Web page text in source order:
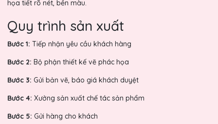
họa tiết rõ nét, bền màu.
Quy trình sản xuất
Bước 1: Tiếp nhận yêu cầu khách hàng
Bước 2: Bộ phận thiết kế vẽ phác họa
Bước 3: Gửi bản vẽ, báo giá khách duyệt
Bước 4: Xưởng sản xuất chế tác sản phẩm
Bước 5: Gửi hàng cho khách